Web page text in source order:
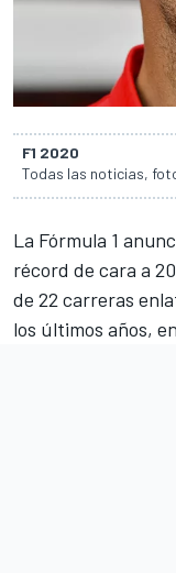
F1 2020
Todas las noticias,
La Fórmula 1
récord de cara a
de 22 carreras
los últimos años,